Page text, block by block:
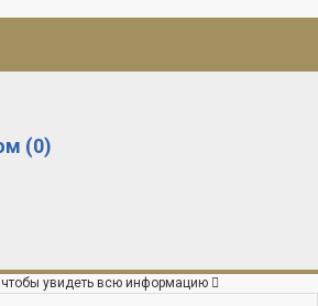
(0)
чтобы увидеть всю информацию